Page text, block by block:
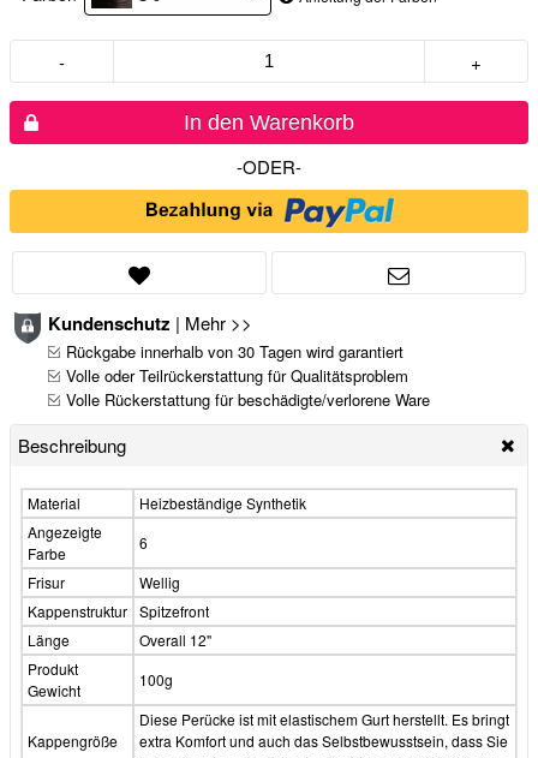
- +
In den Warenkorb
-ODER-
Kundenschutz | Mehr >>
Rückgabe innerhalb von 30 Tagen wird garantiert
Volle oder Teilrückerstattung für Qualitätsproblem
Volle Rückerstattung für beschädigte/verlorene Ware
Beschreibung
Material
Heizbeständige Synthetik
Angezeigte
Farbe
6
Frisur
Wellig
Kappenstruktur Spitzefront
Länge
Overall 12"
Produkt
Gewicht
100g
Kappengröße
Diese Perücke ist mit elastischem Gurt herstellt. Es bringt
extra Komfort und auch das Selbstbewusstsein, dass Sie